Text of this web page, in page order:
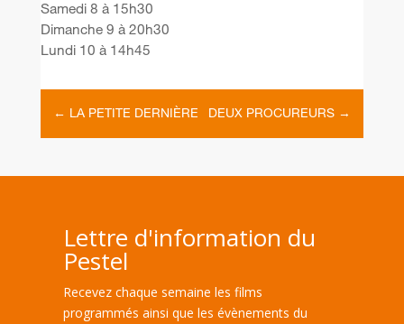
Samedi 8 à 15h30
Dimanche 9 à 20h30
Lundi 10 à 14h45
← LA PETITE DERNIÈRE DEUX PROCUREURS →
Lettre d'information du
Pestel
Recevez chaque semaine les films
programmés ainsi que les évènements du